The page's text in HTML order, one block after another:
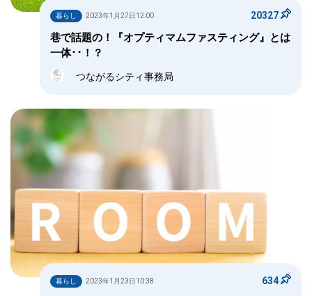
暮らし 2023年1月27日12:00 20327
巷で話題の！『オプティマムファスティング』とは
一体･･！？
つながるシティ事務局
暮らし 2023年1月23日10:38 634